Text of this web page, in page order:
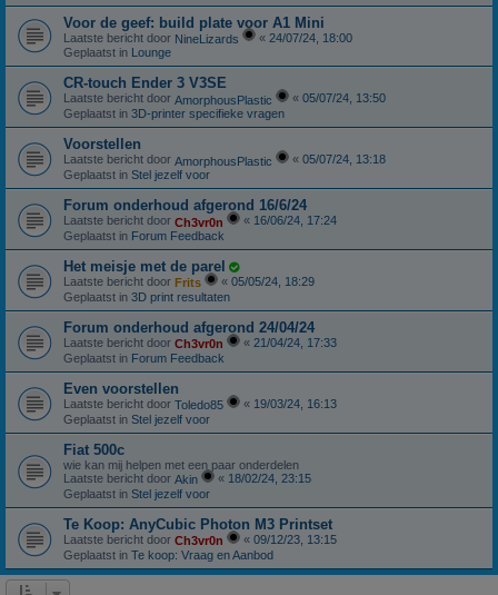
Voor de geef: build plate voor A1 Mini
Laatste bericht door NineLizards « 24/07/24, 18:00
Geplaatst in Lounge
CR-touch Ender 3 V3SE
Laatste bericht door AmorphousPlastic « 05/07/24, 13:50
Geplaatst in 3D-printer specifieke vragen
Voorstellen
Laatste bericht door AmorphousPlastic « 05/07/24, 13:18
Geplaatst in Stel jezelf voor
Forum onderhoud afgerond 16/6/24
Laatste bericht door Ch3vr0n « 16/06/24, 17:24
Geplaatst in Forum Feedback
Het meisje met de parel
Laatste bericht door Frits « 05/05/24, 18:29
Geplaatst in 3D print resultaten
Forum onderhoud afgerond 24/04/24
Laatste bericht door Ch3vr0n « 21/04/24, 17:33
Geplaatst in Forum Feedback
Even voorstellen
Laatste bericht door Toledo85 « 19/03/24, 16:13
Geplaatst in Stel jezelf voor
Fiat 500c
wie kan mij helpen met een paar onderdelen
Laatste bericht door Akin « 18/02/24, 23:15
Geplaatst in Stel jezelf voor
Te Koop: AnyCubic Photon M3 Printset
Laatste bericht door Ch3vr0n « 09/12/23, 13:15
Geplaatst in Te koop: Vraag en Aanbod